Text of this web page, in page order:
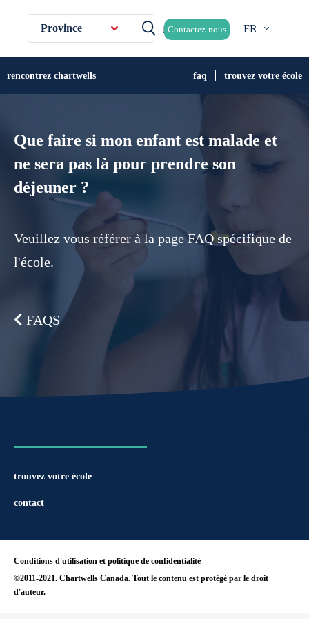
Province Contactez-nous FR
rencontrez chartwells faq trouvez votre école
Que faire si mon enfant est malade et
ne sera pas là pour prendre son
déjeuner ?
Veuillez vous référer à la page FAQ spécifique de
l'école.
FAQS
trouvez votre école
contact
Conditions d'utilisation et politique de confidentialité
©2011-2021. Chartwells Canada. Tout le contenu est protégé par le droit
d'auteur.